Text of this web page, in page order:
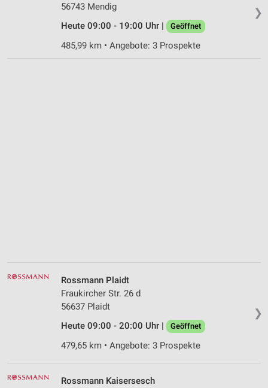
❯
56743 Mendig
Heute 09:00 - 19:00 Uhr |
Geöffnet
485,99 km • Angebote: 3 Prospekte
❯
Rossmann Plaidt
Fraukircher Str. 26 d
56637 Plaidt
Heute 09:00 - 20:00 Uhr |
Geöffnet
479,65 km • Angebote: 3 Prospekte
Rossmann Kaisersesch